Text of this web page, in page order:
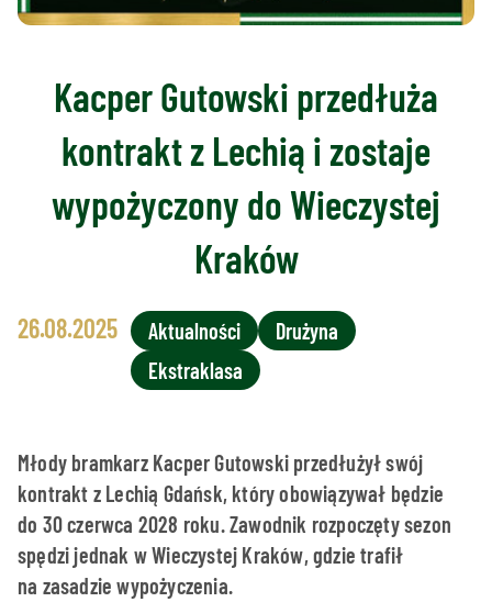
Kacper Gutowski przedłuża
kontrakt z Lechią i zostaje
wypożyczony do Wieczystej
Kraków
26.08.2025 Aktualności
Drużyna
Ekstraklasa
Młody bramkarz Kacper Gutowski przedłużył swój
kontrakt z Lechią Gdańsk, który obowiązywał będzie
do 30 czerwca 2028 roku. Zawodnik rozpoczęty sezon
spędzi jednak w Wieczystej Kraków, gdzie trafił
na zasadzie wypożyczenia.